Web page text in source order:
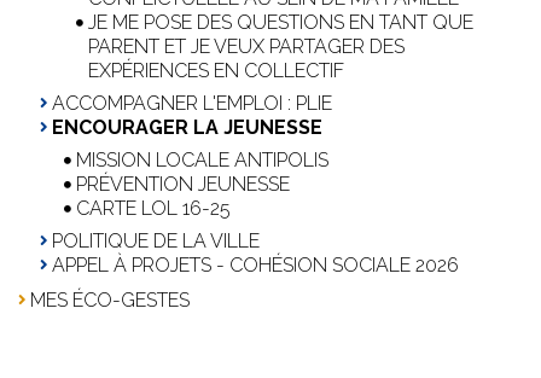
JE ME POSE DES QUESTIONS EN TANT QUE
PARENT ET JE VEUX PARTAGER DES
EXPÉRIENCES EN COLLECTIF
ACCOMPAGNER L'EMPLOI : PLIE
ENCOURAGER LA JEUNESSE
MISSION LOCALE ANTIPOLIS
PRÉVENTION JEUNESSE
CARTE LOL 16-25
POLITIQUE DE LA VILLE
APPEL À PROJETS - COHÉSION SOCIALE 2026
MES ÉCO-GESTES